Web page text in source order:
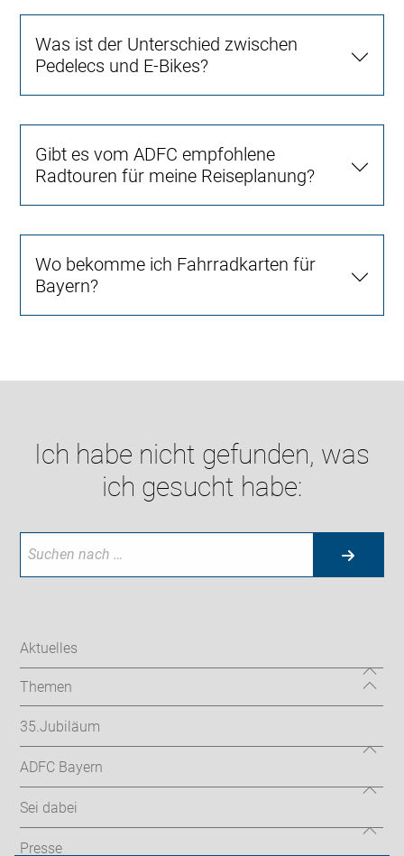
Was ist der Unterschied zwischen
Pedelecs und E-Bikes?
Gibt es vom ADFC empfohlene
Radtouren für meine Reiseplanung?
Wo bekomme ich Fahrradkarten für
Bayern?
Ich habe nicht gefunden, was
ich gesucht habe:
Aktuelles
Themen
35.Jubiläum
ADFC Bayern
Sei dabei
Presse